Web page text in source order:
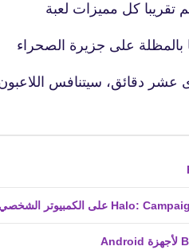
دقائق، سيتنافس